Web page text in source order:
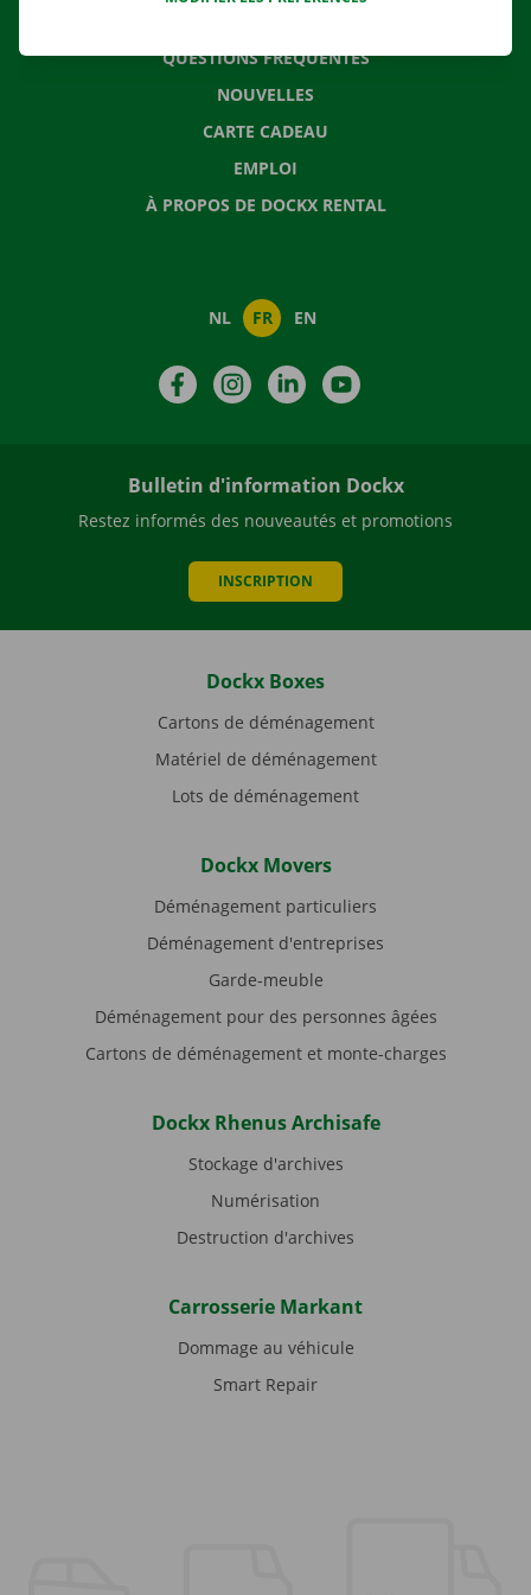
QUESTIONS FRÉQUENTES
NOUVELLES
CARTE CADEAU
EMPLOI
À PROPOS DE DOCKX RENTAL
NL FR EN
FacebookInstagramLinkedIn
Bulletin d'information Dockx
Restez informés des nouveautés et promotions
INSCRIPTION
Dockx Boxes
Cartons de déménagement
Matériel de déménagement
Lots de déménagement
Dockx Movers
Déménagement particuliers
Déménagement d'entreprises
Garde-meuble
Déménagement pour des personnes âgées
Cartons de déménagement et monte-charges
Dockx Rhenus Archisafe
Stockage d'archives
Numérisation
Destruction d'archives
Carrosserie Markant
Dommage au véhicule
Smart Repair